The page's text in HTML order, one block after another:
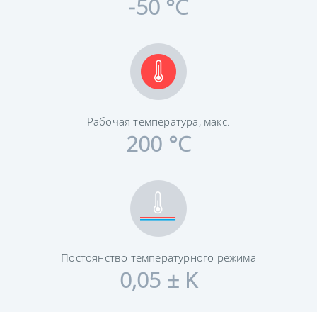
-50 °C
Рабочая температура, макс.
200 °C
Постоянство температурного режима
0,05 ± K